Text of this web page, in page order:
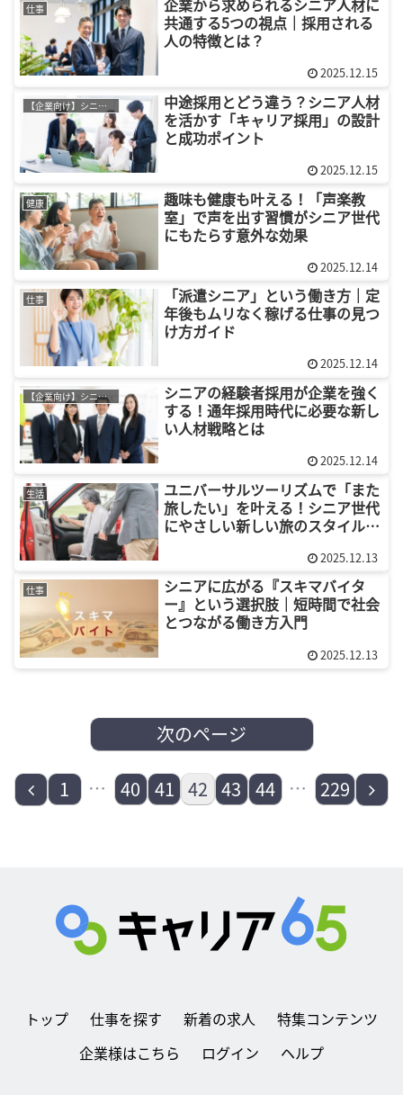
仕事
企業から求められるシニア人材に
共通する5つの視点｜採用される
人の特徴とは？
2025.12.15
【企業向け】シニア採用
中途採用とどう違う？シニア人材
を活かす「キャリア採用」の設計
と成功ポイント
2025.12.15
健康
趣味も健康も叶える！「声楽教
室」で声を出す習慣がシニア世代
にもたらす意外な効果
2025.12.14
仕事
「派遣シニア」という働き方｜定
年後もムリなく稼げる仕事の見つ
け方ガイド
2025.12.14
【企業向け】シニア採用
シニアの経験者採用が企業を強く
する！通年採用時代に必要な新し
い人材戦略とは
2025.12.14
生活
ユニバーサルツーリズムで「また
旅したい」を叶える！シニア世代
にやさしい新しい旅のスタイルと
2025.12.13
仕事
シニアに広がる『スキマバイタ
ー』という選択肢｜短時間で社会
とつながる働き方入門
2025.12.13
次のページ
前
1 … 40 41 42 43 44 … 229
次
トップ 仕事を探す 新着の求人
特集コンテンツ
企業様はこちら
ログイン ヘルプ